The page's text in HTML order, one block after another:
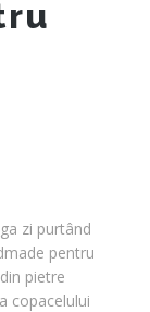
zi purtând
pentru
pietre
copacelului